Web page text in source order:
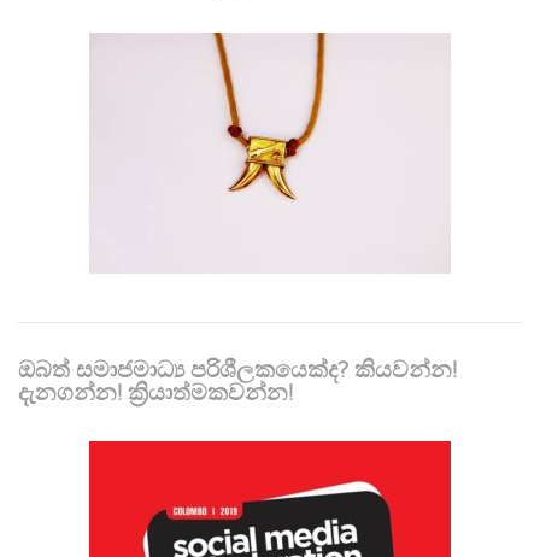
ඔබත් සමාජමාධ්‍ය පරිශීලකයෙක්ද? කියවන්න!
දැනගන්න! ක්‍රියාත්මකවන්න!